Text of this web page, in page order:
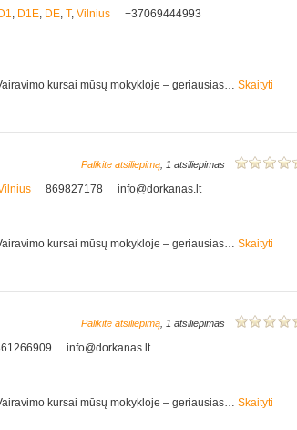
D1, D1E, DE, T, Vilnius
+37069444993
kursai mūsų mokykloje – geriausias… Skaityti
Palikite atsiliepimą , 1 atsiliepimas
869827178
info@dorkanas.lt
kursai mūsų mokykloje – geriausias… Skaityti
Palikite atsiliepimą , 1 atsiliepimas
info@dorkanas.lt
kursai mūsų mokykloje – geriausias… Skaityti